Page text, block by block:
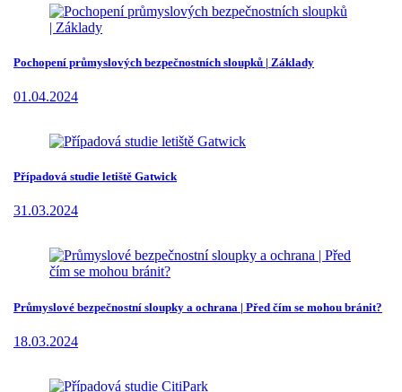
Pochopení průmyslových bezpečnostních sloupků | Základy
01.04.2024
Případová studie letiště Gatwick
31.03.2024
Průmyslové bezpečnostní sloupky a ochrana | Před čím se mohou bránit?
18.03.2024